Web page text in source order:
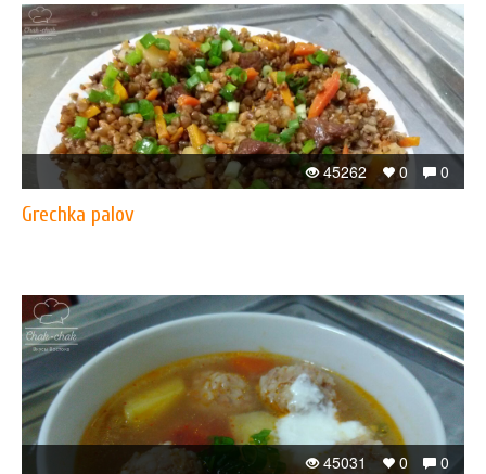
0
0
45262
​Grechka palov
0
0
45031